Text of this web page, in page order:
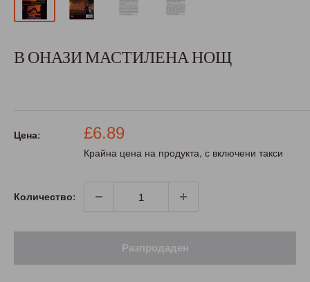
В ОНАЗИ МАСТИЛЕНА НОЩ
Цена:
Промо
цена
£6.89
Крайна цена на продукта, с включени такси
Количество:
Разпродаден